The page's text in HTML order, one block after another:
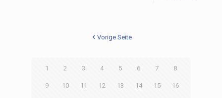
Vorige Seite
1 2 3 4 5 6 7 8
9 10 11 12 13 14 15 16